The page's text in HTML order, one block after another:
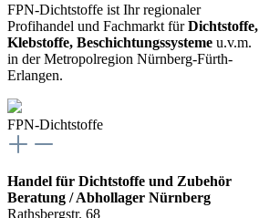
FPN-Dichtstoffe ist Ihr regionaler
Profihandel und Fachmarkt fürDichtstoffe,
Klebstoffe, Beschichtungssysteme u.v.m.
in der Metropolregion Nürnberg-Fürth-
Erlangen.
FPN-Dichtstoffe
Handel für Dichtstoffe und Zubehör
Beratung / Abhollager Nürnberg
Rathsbergstr. 68